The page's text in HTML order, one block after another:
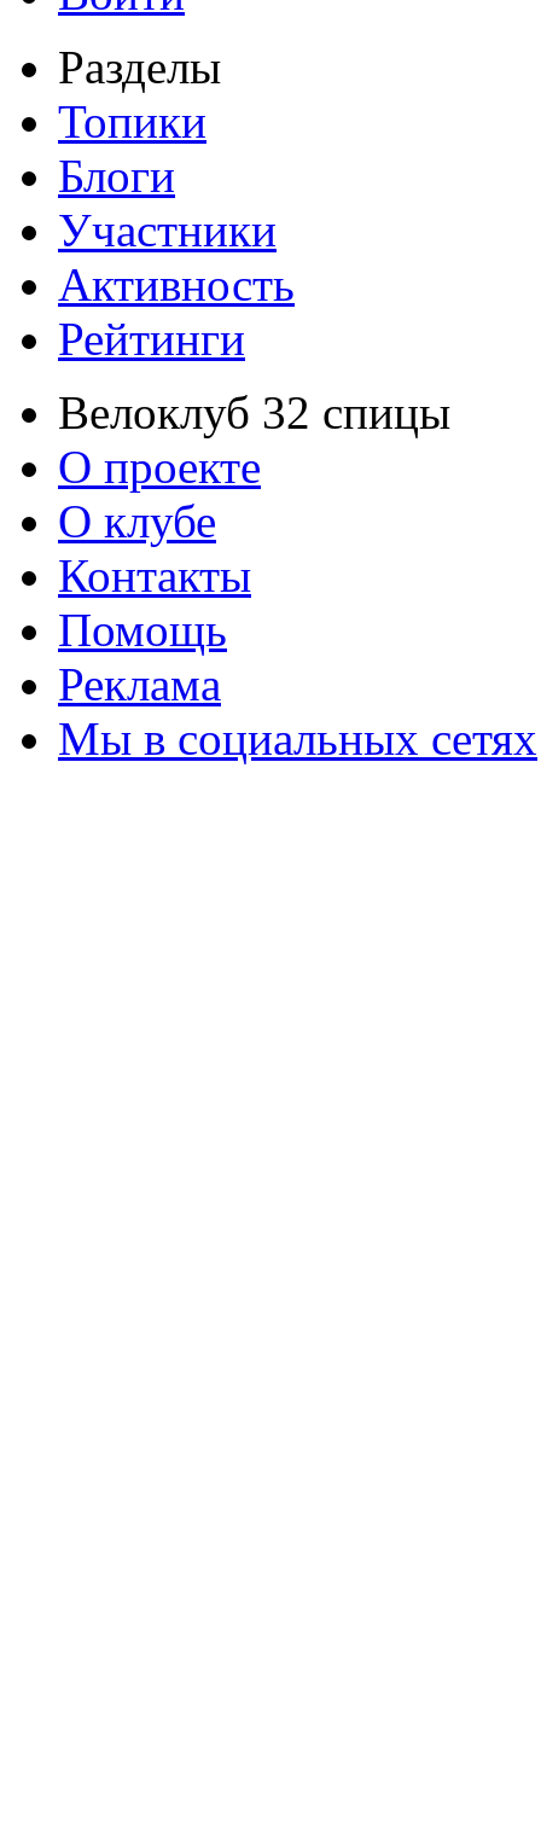
Разделы
Топики
Блоги
Участники
Активность
Рейтинги
Велоклуб 32 спицы
О проекте
О клубе
Контакты
Помощь
Реклама
Мы в социальных сетях